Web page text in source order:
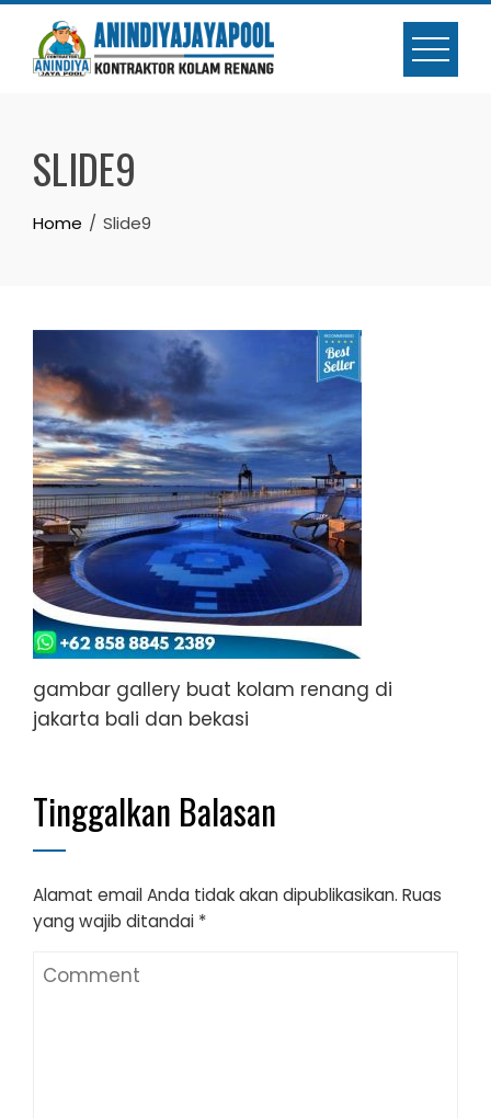
Skip
content
SLIDE9
Home Slide9
gambar gallery buat kolam renang di
jakarta bali dan bekasi
Tinggalkan Balasan
Alamat email Anda tidak akan dipublikasikan. Ruas
yang wajib ditandai *